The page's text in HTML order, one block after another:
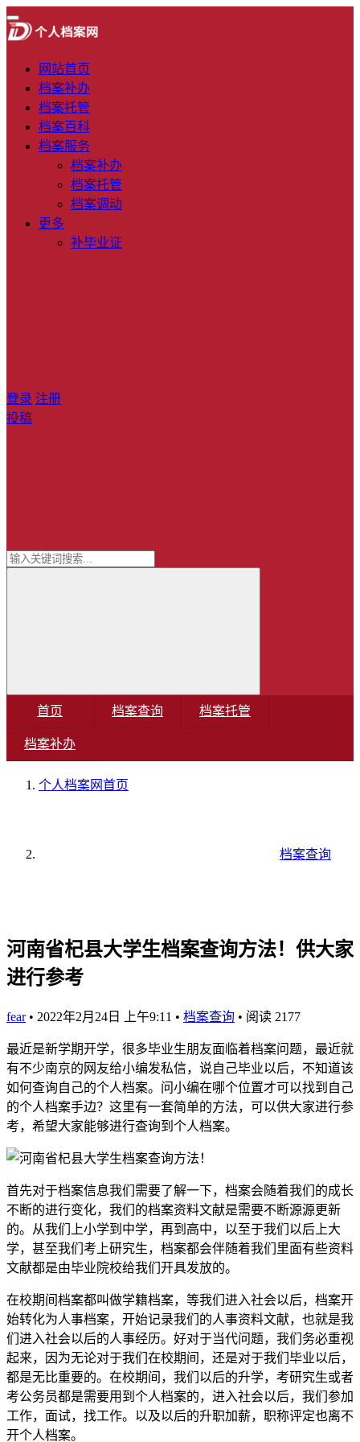
网站首页
档案补办
档案托管
档案百科
档案服务
档案补办
档案托管
档案调动
更多
补毕业证
登录 注册
投稿
首页 档案查询 档案托管
档案补办
个人档案网首页
档案查询
河南省杞县大学生档案查询方法！供大家
进行参考
fear • 2022年2月24日 上午9:11 • 档案查询 • 阅读 2177
最近是新学期开学，很多毕业生朋友面临着档案问题，最近就
有不少南京的网友给小编发私信，说自己毕业以后，不知道该
如何查询自己的个人档案。问小编在哪个位置才可以找到自己
的个人档案手边？这里有一套简单的方法，可以供大家进行参
考，希望大家能够进行查询到个人档案。
首先对于档案信息我们需要了解一下，档案会随着我们的成长
不断的进行变化，我们的档案资料文献是需要不断源源更新
的。从我们上小学到中学，再到高中，以至于我们以后上大
学，甚至我们考上研究生，档案都会伴随着我们里面有些资料
文献都是由毕业院校给我们开具发放的。
在校期间档案都叫做学籍档案，等我们进入社会以后，档案开
始转化为人事档案，开始记录我们的人事资料文献，也就是我
们进入社会以后的人事经历。好对于当代问题，我们务必重视
起来，因为无论对于我们在校期间，还是对于我们毕业以后，
都是无比重要的。在校期间，我们以后的升学，考研究生或者
考公务员都是需要用到个人档案的，进入社会以后，我们参加
工作，面试，找工作。以及以后的升职加薪，职称评定也离不
开个人档案。